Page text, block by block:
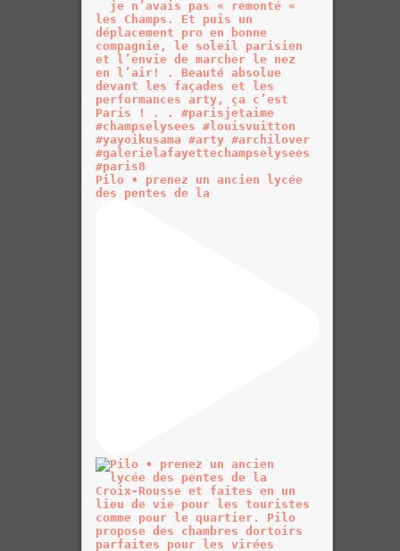
Pilo • prenez un ancien lycée
des pentes de la